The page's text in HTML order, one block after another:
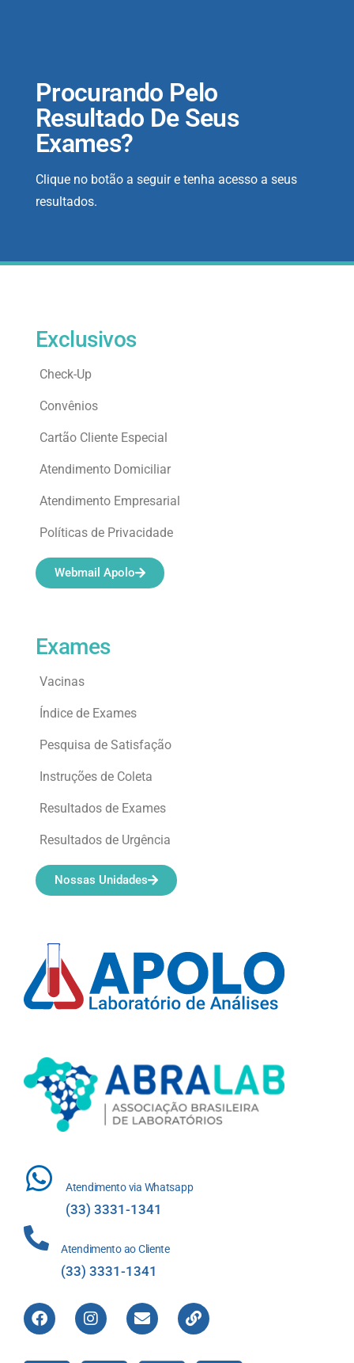
Procurando Pelo
Resultado De Seus
Exames?
Clique no botão a seguir e tenha acesso a seus
resultados.
Atendimento via Whatsapp
(33) 3331-1341
Atendimento ao Cliente
(33) 3331-1341
Exames
Vacinas
Índice de Exames
Pesquisa de Satisfação
Instruções de Coleta
Resultados de Exames
Resultados de Urgência
Nossas Unidades
Exclusivos
Check-Up
Convênios
Cartão Cliente Especial
Atendimento Domiciliar
Atendimento Empresarial
Políticas de Privacidade
Webmail Apolo